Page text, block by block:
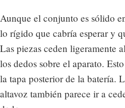
Aunque el conjunto es sólido
lo rígido que cabría esperar y
Las piezas ceden ligeramente
los dedos sobre el aparato.
la tapa posterior de la batería.
altavoz también parece ir a